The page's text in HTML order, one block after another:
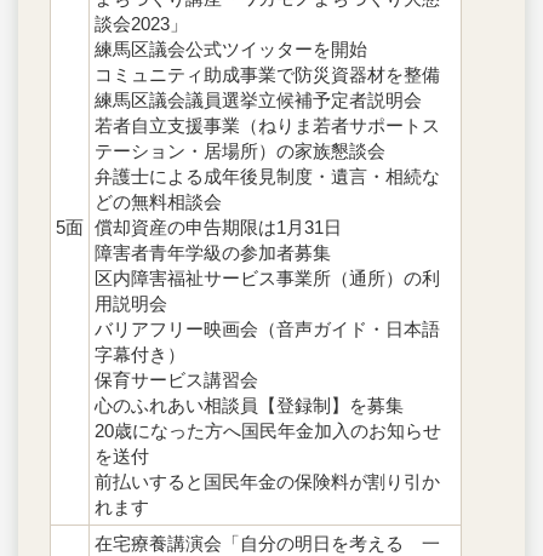
5面
談会2023」
練馬区議会公式ツイッターを開始
コミュニティ助成事業で防災資器材を整備
練馬区議会議員選挙立候補予定者説明会
若者自立支援事業（ねりま若者サポートス
テーション・居場所）の家族懇談会
弁護士による成年後見制度・遺言・相続な
どの無料相談会
償却資産の申告期限は1月31日
障害者青年学級の参加者募集
区内障害福祉サービス事業所（通所）の利
用説明会
バリアフリー映画会（音声ガイド・日本語
字幕付き）
保育サービス講習会
心のふれあい相談員【登録制】を募集
20歳になった方へ国民年金加入のお知らせ
を送付
前払いすると国民年金の保険料が割り引か
れます
在宅療養講演会「自分の明日を考える 一